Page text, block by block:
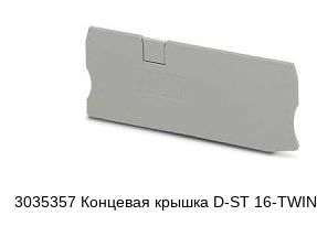
В избранное
3035357 Концевая крышка D-ST 16-TWIN